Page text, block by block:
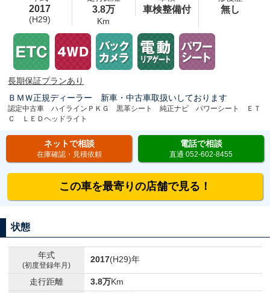
2017
(H29)
3.8万
Km
車検整備付 無し
長期保証プランあり
ＢＭＷ正規ディーラー 新車・中古車取扱いしております
認定中古車 ハイラインＰＫＧ 黒革シート 純正ナビ パワーシート ＥＴ
Ｃ ＬＥＤヘッドライト
ネットで相談
在庫確認・見積依頼
電話で相談
直通 052-602-8455
この車を最寄りの店舗で見る！
状態
年式
(初度登録年月)
2017(H29)年
走行距離 3.8万Km